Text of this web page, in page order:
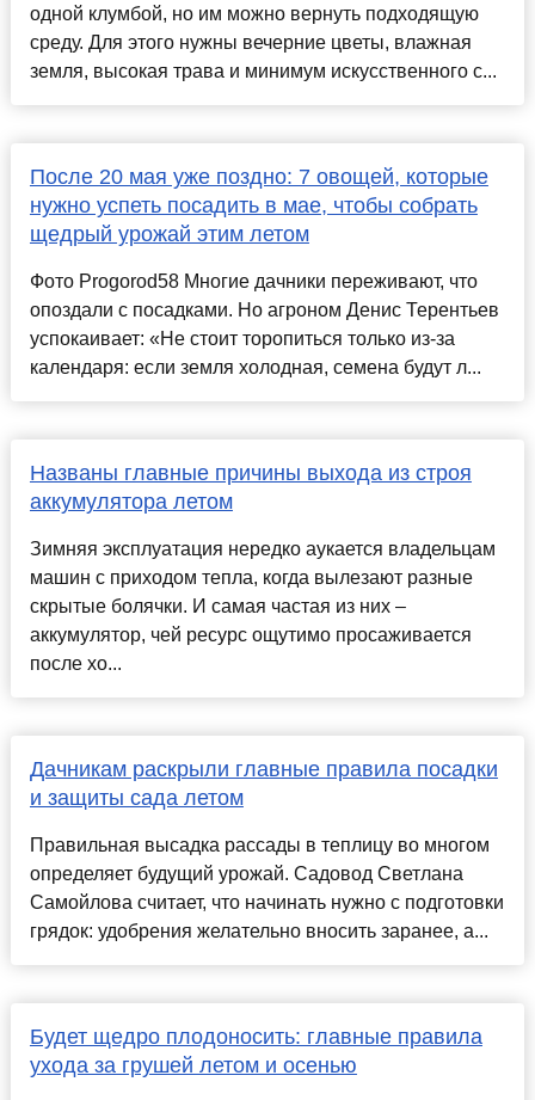
одной клумбой, но им можно вернуть подходящую
среду. Для этого нужны вечерние цветы, влажная
земля, высокая трава и минимум искусственного с...
После 20 мая уже поздно: 7 овощей, которые
нужно успеть посадить в мае, чтобы собрать
щедрый урожай этим летом
Фото Progorod58 Многие дачники переживают, что
опоздали с посадками. Но агроном Денис Терентьев
успокаивает: «Не стоит торопиться только из-за
календаря: если земля холодная, семена будут л...
Названы главные причины выхода из строя
аккумулятора летом
Зимняя эксплуатация нередко аукается владельцам
машин с приходом тепла, когда вылезают разные
скрытые болячки. И самая частая из них –
аккумулятор, чей ресурс ощутимо просаживается
после хо...
Дачникам раскрыли главные правила посадки
и защиты сада летом
Правильная высадка рассады в теплицу во многом
определяет будущий урожай. Садовод Светлана
Самойлова считает, что начинать нужно с подготовки
грядок: удобрения желательно вносить заранее, а...
Будет щедро плодоносить: главные правила
ухода за грушей летом и осенью